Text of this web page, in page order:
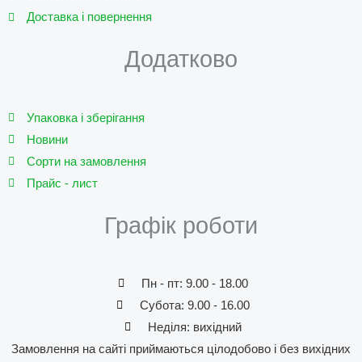
Доставка і повернення
Додатково
Упаковка і зберігання
Новини
Сорти на замовлення
Прайс - лист
Графік роботи
Пн - пт: 9.00 - 18.00
Субота: 9.00 - 16.00
Неділя: вихідний
Замовлення на сайті приймаються цілодобово і без вихідних